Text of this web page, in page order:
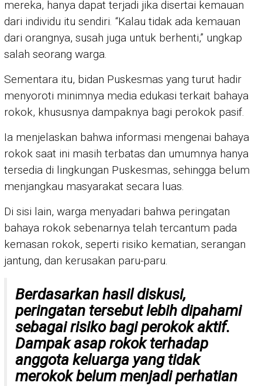
mereka, hanya dapat terjadi jika disertai kemauan
dari individu itu sendiri. “Kalau tidak ada kemauan
dari orangnya, susah juga untuk berhenti,” ungkap
salah seorang warga.
Sementara itu, bidan Puskesmas yang turut hadir
menyoroti minimnya media edukasi terkait bahaya
rokok, khususnya dampaknya bagi perokok pasif.
Ia menjelaskan bahwa informasi mengenai bahaya
rokok saat ini masih terbatas dan umumnya hanya
tersedia di lingkungan Puskesmas, sehingga belum
menjangkau masyarakat secara luas.
Di sisi lain, warga menyadari bahwa peringatan
bahaya rokok sebenarnya telah tercantum pada
kemasan rokok, seperti risiko kematian, serangan
jantung, dan kerusakan paru-paru.
Berdasarkan hasil diskusi,
peringatan tersebut lebih dipahami
sebagai risiko bagi perokok aktif.
Dampak asap rokok terhadap
anggota keluarga yang tidak
merokok belum menjadi perhatian